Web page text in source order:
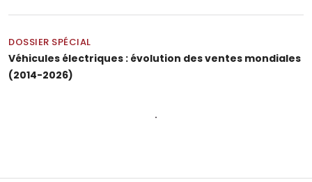
DOSSIER SPÉCIAL
Véhicules électriques : évolution des ventes mondiales
(2014-2026)